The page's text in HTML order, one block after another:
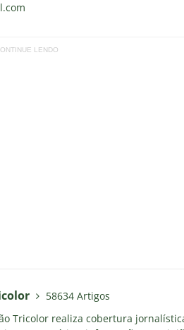
LENDO
58634 Artigos
Tricolor realiza cobertura